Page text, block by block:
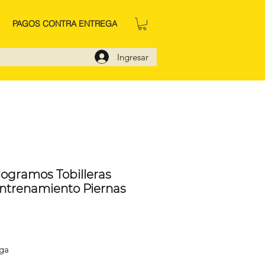
PAGOS CONTRA ENTREGA
Ingresar
Tobilleras
Piernas